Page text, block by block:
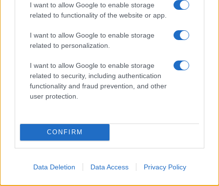
I want to allow Google to enable storage
related to functionality of the website or app.
I want to allow Google to enable storage
related to personalization.
I want to allow Google to enable storage
related to security, including authentication
functionality and fraud prevention, and other
user protection.
CONFIRM
Data Deletion Data Access Privacy Policy
Ο κ. Φάμελλος έστειλε αυστηρό μήνυμα και προς
το εσωτερικό του κόμματος, τονίζοντας ότι δεν
συλλογικών αποφάσεων που προκαλούν
εσωστρέφεια και φθορά.
Υπογράμμισε ότι η απόφαση της Κεντρικής
Επιτροπής ελήφθη δημοκρατικά, καθώς
απορρίφθηκαν οι τροπολογίες της μειοψηφίας
Κατέληξε δε ότι ο στόχος παραμένει η
συγκρότηση ενός μεγάλου, ενωτικού
προοδευτικού μετώπου για την εκλογική
ανατροπή της κυβέρνησης Μητσοτάκη,